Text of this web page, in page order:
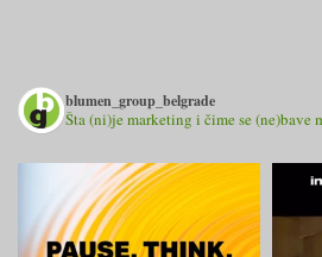
blumen_group_belgrade
Šta (ni)je marketing i čime se (ne)bave